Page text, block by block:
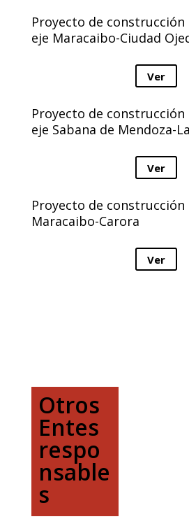
Proyecto de construcción
eje Maracaibo-Ciudad
Ver
Proyecto de construcción
eje Sabana de Mendoza-
Ver
Proyecto de construcción
Maracaibo-Carora
Ver
Otros
Entes
respo
nsable
s